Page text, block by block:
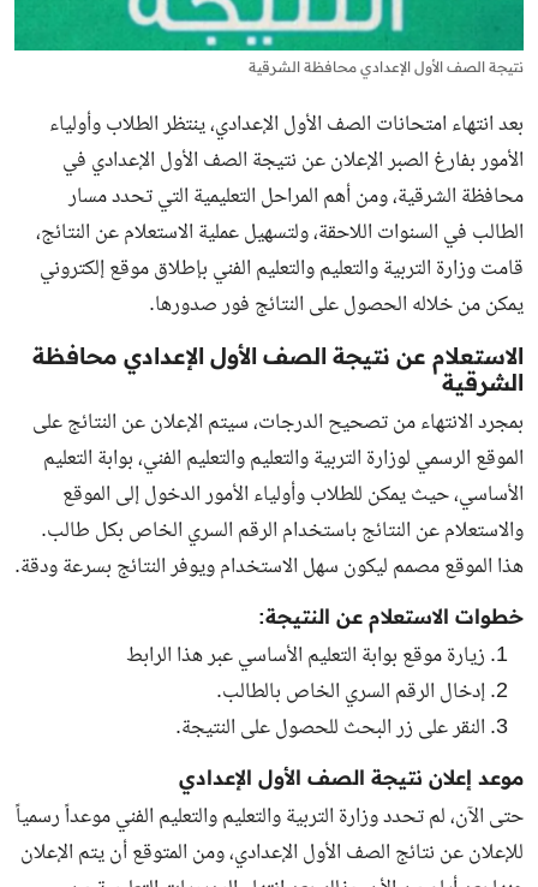
نتيجة الصف الأول الإعدادي محافظة الشرقية
بعد انتهاء امتحانات الصف الأول الإعدادي، ينتظر الطلاب وأولياء
الأمور بفارغ الصبر الإعلان عن نتيجة الصف الأول الإعدادي في
محافظة الشرقية، ومن أهم المراحل التعليمية التي تحدد مسار
الطالب في السنوات اللاحقة، ولتسهيل عملية الاستعلام عن النتائج،
قامت وزارة التربية والتعليم والتعليم الفني بإطلاق موقع إلكتروني
يمكن من خلاله الحصول على النتائج فور صدورها.
الاستعلام عن نتيجة الصف الأول الإعدادي محافظة
الشرقية
بمجرد الانتهاء من تصحيح الدرجات، سيتم الإعلان عن النتائج على
الموقع الرسمي لوزارة التربية والتعليم والتعليم الفني، بوابة التعليم
الأساسي، حيث يمكن للطلاب وأولياء الأمور الدخول إلى الموقع
والاستعلام عن النتائج باستخدام الرقم السري الخاص بكل طالب.
هذا الموقع مصمم ليكون سهل الاستخدام ويوفر النتائج بسرعة ودقة.
خطوات الاستعلام عن النتيجة:
زيارة موقع بوابة التعليم الأساسي عبر هذا الرابط
إدخال الرقم السري الخاص بالطالب.
النقر على زر البحث للحصول على النتيجة.
موعد إعلان نتيجة الصف الأول الإعدادي
حتى الآن، لم تحدد وزارة التربية والتعليم والتعليم الفني موعداً رسمياً
للإعلان عن نتائج الصف الأول الإعدادي، ومن المتوقع أن يتم الإعلان